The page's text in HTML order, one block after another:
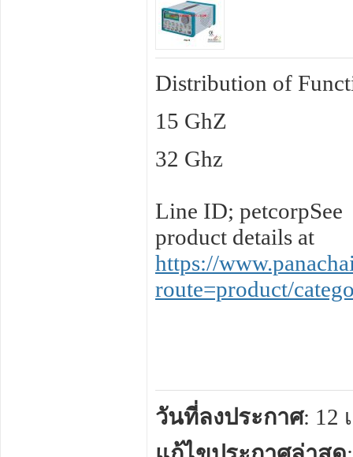
Distribution of
15 GhZ
32 Ghz
Line ID; petcorpSee
product details at
https://
route=product/
วันที่ลงประกาศ: 12